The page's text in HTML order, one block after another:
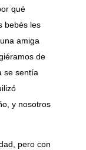
qué
bebés les
amiga
de
se sentía
y nosotros
pero con